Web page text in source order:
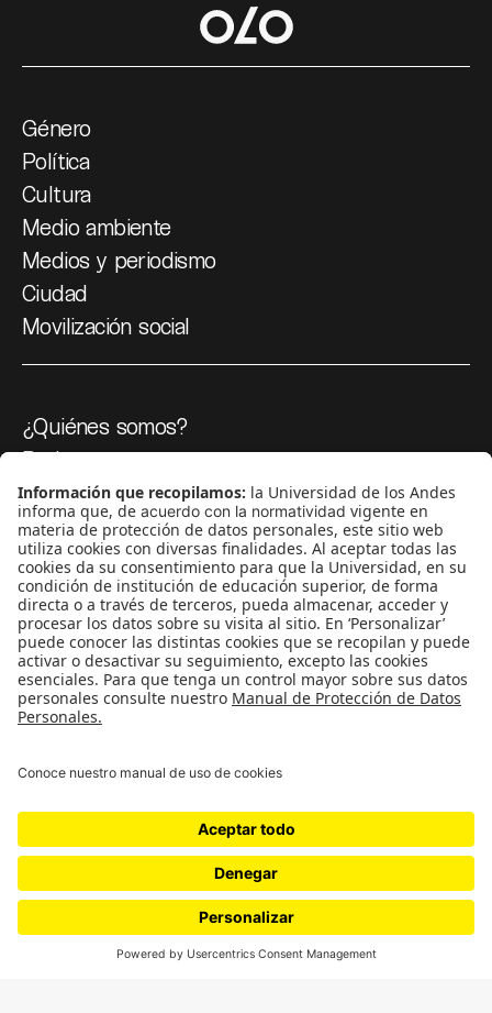
Género
Política
Cultura
Medio ambiente
Medios y periodismo
Ciudad
Movilización social
¿Quiénes somos?
Podcasts
Ediciones especiales
Proyectos 070
SÍGUENOS
¿Quieres escribir en 070?
CONTÁCTANOS
cerosetenta@uniandes.edu.co
BOGOTÁ, COLOMBIA
NEWSLETTER